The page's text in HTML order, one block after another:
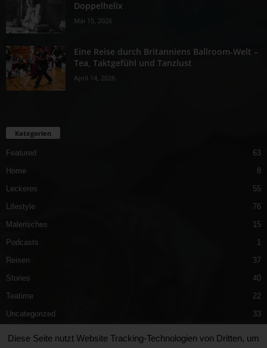
Doppelhelix
Mai 15, 2026
Eine Reise durch Britanniens Ballroom-Welt –
Tea, Taktgefühl und Tanzlust
April 14, 2026
Kategorien
Featured
63
Home
8
Leckeres
55
Lifestyle
76
Malerisches
15
Podcasts
1
Reisen
37
Stories
40
Teatime
22
Uncategorized
33
Diese Seite nutzt Website Tracking-Technologien von Dritten, um